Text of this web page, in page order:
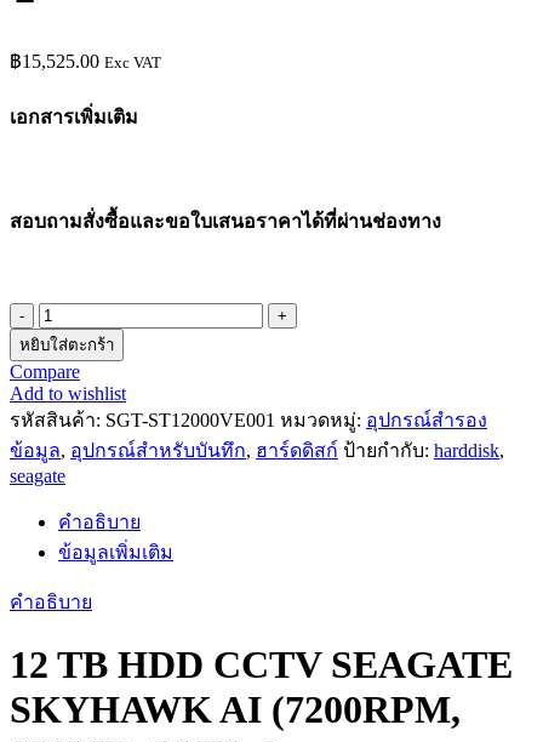
฿15,525.00 Exc VAT
เอกสารเพิ่มเติม
สอบถามสั่งซื้อและขอใบเสนอราคาได้ที่ผ่านช่องทาง
จำนวน
ฮาร์ดดิสก์
Harddisk
3.5"
ยี่ห้อ
SEAGATE
รุ่น
SKHK
12TB
ประกัน
ปี
ชิ้น
หยิบใส่ตะกร้า
Compare
Add to wishlist
รหัสสินค้า: SGT-ST12000VE001 หมวดหมู่: อุปกรณ์สำรอง
ข้อมูล, อุปกรณ์สำหรับบันทึก, ฮาร์ดดิสก์ ป้ายกำกับ: harddisk,
seagate
คำอธิบาย
ข้อมูลเพิ่มเติม
คำอธิบาย
12 TB HDD CCTV SEAGATE
SKYHAWK AI (7200RPM,